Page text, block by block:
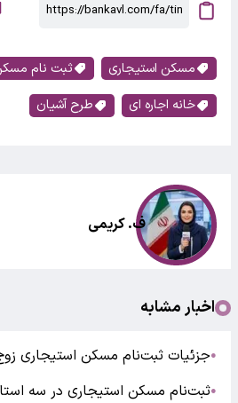
مسکن استیجاری ثبت نام
خانه اجاره ای
طرح آشیان
ف. کریمی
اخبار مشابه
●جزئیات ثبت‌نام مسکن استیجاری
●ثبت‌نام مسکن استیجاری در سه